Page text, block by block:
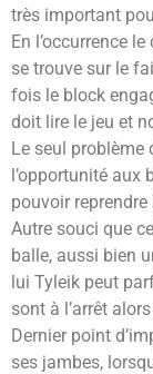
très important
En l’occurrence
se trouve sur le
fois le block
doit lire le jeu et
Le seul problème
l’opportunité aux
pouvoir reprendre
Autre souci que
balle, aussi bien
lui Tyleik peut
sont à l’arrêt
Dernier point
ses jambes,